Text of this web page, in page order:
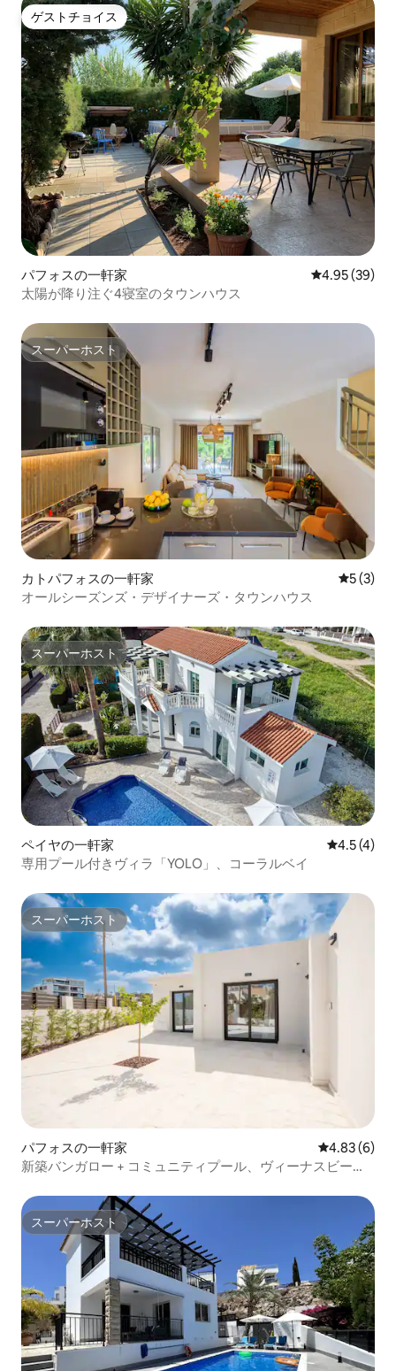
ゲストチョイス
ゲストチョイス
パフォスの一軒家 レビュー39
4.95 (39)
太陽が降り注ぐ4寝室のタウンハウス
スーパーホスト
スーパーホスト
カトパフォスの一軒家 レビュー
5 (3)
オールシーズンズ・デザイナーズ・タウンハウス
スーパーホスト
スーパーホスト
ペイヤの一軒家 レビュー4
4.5 (4)
専用プール付きヴィラ「YOLO」、コーラルベイ
スーパーホスト
スーパーホスト
パフォスの一軒家 レビュー6
4.83 (6)
新築バンガロー + コミュニティプール、ヴィーナスビーチ
スーパーホスト
スーパーホスト